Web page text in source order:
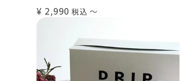
¥ 2,990 税込 〜